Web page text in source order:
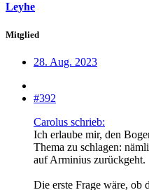
Leyhe
Mitglied
28. Aug. 2023
#392
Carolus schrieb:
Ich erlaube mir, den
Thema zu schlagen:
auf Arminius zurückgeht.
Die erste Frage wäre, ob